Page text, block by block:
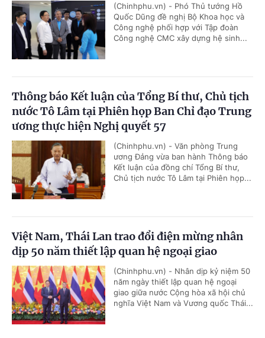
(Chinhphu.vn) - Phó Thủ tướng Hồ
Quốc Dũng đề nghị Bộ Khoa học và
Công nghệ phối hợp với Tập đoàn
Công nghệ CMC xây dựng hệ sinh...
Thông báo Kết luận của Tổng Bí thư, Chủ tịch
nước Tô Lâm tại Phiên họp Ban Chỉ đạo Trung
ương thực hiện Nghị quyết 57
(Chinhphu.vn) - Văn phòng Trung
ương Đảng vừa ban hành Thông báo
Kết luận của đồng chí Tổng Bí thư,
Chủ tịch nước Tô Lâm tại Phiên họp...
Việt Nam, Thái Lan trao đổi điện mừng nhân
dịp 50 năm thiết lập quan hệ ngoại giao
(Chinhphu.vn) - Nhân dịp kỷ niệm 50
năm ngày thiết lập quan hệ ngoại
giao giữa nước Cộng hòa xã hội chủ
nghĩa Việt Nam và Vương quốc Thái...